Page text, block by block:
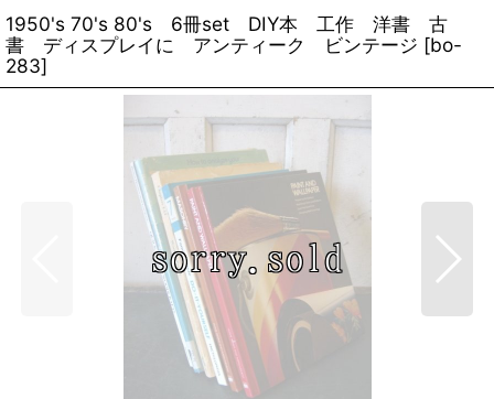
1950's 70's 80's 6冊set DIY本 工作 洋書 古
書 ディスプレイに アンティーク ビンテージ [bo-
283]